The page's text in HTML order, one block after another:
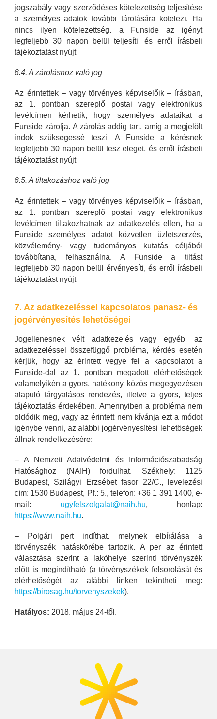
jogszabály vagy szerződéses kötelezettség teljesítése
a személyes adatok további tárolására kötelezi. Ha
nincs ilyen kötelezettség, a Funside az igényt
legfeljebb 30 napon belül teljesíti, és erről írásbeli
tájékoztatást nyújt.
6.4. A zároláshoz való jog
Az érintettek – vagy törvényes képviselőik – írásban,
az 1. pontban szereplő postai vagy elektronikus
levélcímen kérhetik, hogy személyes adataikat a
Funside zárolja. A zárolás addig tart, amíg a megjelölt
indok szükségessé teszi. A Funside a kérésnek
legfeljebb 30 napon belül tesz eleget, és erről írásbeli
tájékoztatást nyújt.
6.5. A tiltakozáshoz való jog
Az érintettek – vagy törvényes képviselőik – írásban,
az 1. pontban szereplő postai vagy elektronikus
levélcímen tiltakozhatnak az adatkezelés ellen, ha a
Funside személyes adatot közvetlen üzletszerzés,
közvélemény- vagy tudományos kutatás céljából
továbbítana, felhasználna. A Funside a tiltást
legfeljebb 30 napon belül érvényesíti, és erről írásbeli
tájékoztatást nyújt.
7. Az adatkezeléssel kapcsolatos panasz- és
jogérvényesítés lehetőségei
Jogellenesnek vélt adatkezelés vagy egyéb, az
adatkezeléssel összefüggő probléma, kérdés esetén
kérjük, hogy az érintett vegye fel a kapcsolatot a
Funside-dal az 1. pontban megadott elérhetőségek
valamelyikén a gyors, hatékony, közös megegyezésen
alapuló tárgyalásos rendezés, illetve a gyors, teljes
tájékoztatás érdekében. Amennyiben a probléma nem
oldódik meg, vagy az érintett nem kívánja ezt a módot
igénybe venni, az alábbi jogérvényesítési lehetőségek
állnak rendelkezésére:
– A Nemzeti Adatvédelmi és Információszabadság
Hatósághoz (NAIH) fordulhat. Székhely: 1125
Budapest, Szilágyi Erzsébet fasor 22/C., levelezési
cím: 1530 Budapest, Pf.: 5., telefon: +36 1 391 1400, e-
mail: ugyfelszolgalat@naih.hu, honlap:
https://www.naih.hu.
– Polgári pert indíthat, melynek elbírálása a
törvényszék hatáskörébe tartozik. A per az érintett
választása szerint a lakóhelye szerinti törvényszék
előtt is megindítható (a törvényszékek felsorolását és
elérhetőségét az alábbi linken tekintheti meg:
https://birosag.hu/torvenyszekek).
Hatályos: 2018. május 24-től.